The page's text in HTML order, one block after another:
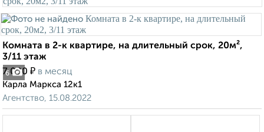
6
Комната в 2-к квартире, на длительный срок, 20м²,
3/11 этаж
7 000 ₽ в месяц
Карла Маркса 12к1
Агентство, 15.08.2022